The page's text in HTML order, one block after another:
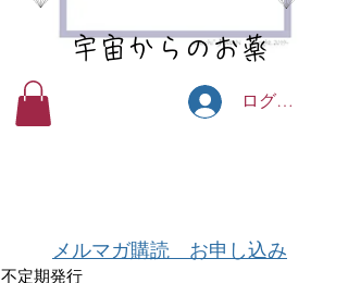
宇宙からのお薬
ログイン
メルマガ購読 お申し込み
不定期発行